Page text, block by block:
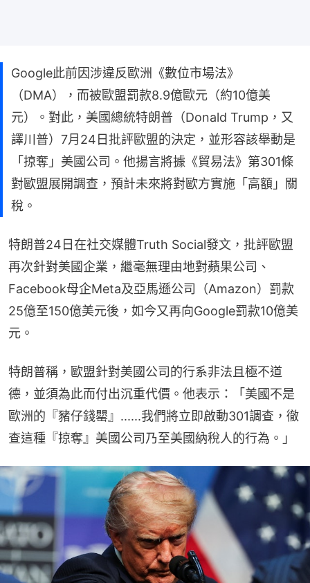
Google此前因涉違反歐洲《數位市場法》
（DMA），而被歐盟罰款8.9億歐元（約10億美
元）。對此，美國總統特朗普（Donald Trump，又
譯川普）7月24日批評歐盟的決定，並形容該舉動是
「掠奪」美國公司。他揚言將據《貿易法》第301條
對歐盟展開調查，預計未來將對歐方實施「高額」關
稅。
特朗普24日在社交媒體Truth Social發文，批評歐盟
再次針對美國企業，繼毫無理由地對蘋果公司、
Facebook母企Meta及亞馬遜公司（Amazon）罰款
25億至150億美元後，如今又再向Google罰款10億美
元。
特朗普稱，歐盟針對美國公司的行系非法且極不道
德，並須為此而付出沉重代價。他表示：「美國不是
歐洲的『豬仔錢罌』......我們將立即啟動301調查，徹
查這種『掠奪』美國公司乃至美國納稅人的行為。」